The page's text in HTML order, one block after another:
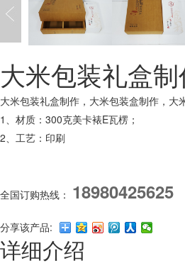
大米包装礼盒
大米包装礼盒制作，大米包装盒制作，大
1、材质：300克美卡裱E瓦楞；
2、工艺：印刷
全国订购热线： 18980425625
分享该产品:
详细介绍